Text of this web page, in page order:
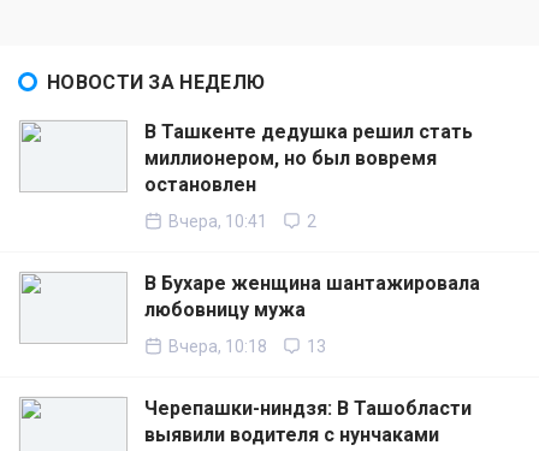
НОВОСТИ ЗА НЕДЕЛЮ
В Ташкенте дедушка решил стать
миллионером, но был вовремя
остановлен
Вчера, 10:41 2
В Бухаре женщина шантажировала
любовницу мужа
Вчера, 10:18 13
Черепашки-ниндзя: В Ташобласти
выявили водителя с нунчаками